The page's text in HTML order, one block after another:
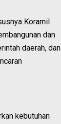
Koramil
dan
daerah, dan
kebutuhan